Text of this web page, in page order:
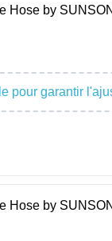
Hose by
pour garantir
Hose by